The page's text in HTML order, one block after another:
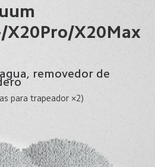
X20Pro/X20Max
removedor de
para trapeador ×2)